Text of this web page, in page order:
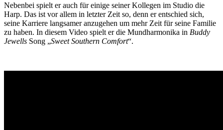
Nebenbei spielt er auch für einige seiner Kollegen im Studio die
Harp. Das ist vor allem in letzter Zeit so, denn er entschied sich,
seine Karriere langsamer anzugehen um mehr Zeit für seine Familie
zu haben. In diesem Video spielt er die Mundharmonika in Buddy
Jewells Song „Sweet Southern Comfort“.